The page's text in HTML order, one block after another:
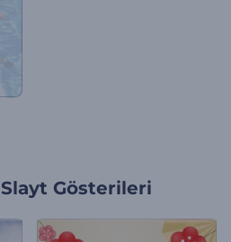
Slayt Gösterileri